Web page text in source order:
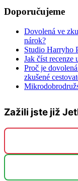
Doporučujeme
Dovolená ve
nárok?
Studio Harryho
Jak číst recenze
Proč je
zkušené
Zažili jste již